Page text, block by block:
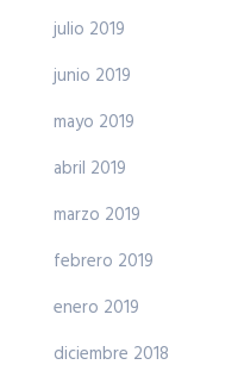
julio 2019
junio 2019
mayo 2019
abril 2019
marzo 2019
febrero 2019
enero 2019
diciembre 2018